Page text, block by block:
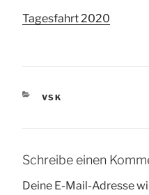
Tagesfahrt 2020
KATEGORIEN
VSK
Schreibe einen
Deine E-Mail-Adresse